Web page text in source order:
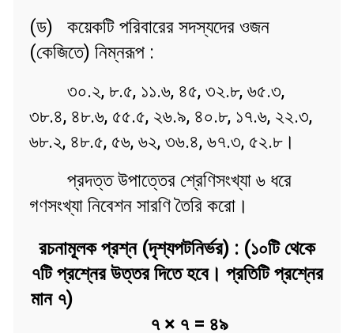
(ড) কয়েকটি পরিবারের সদস্যদের ওজন
(কেজিতে) নিম্নরূপ :
৩০.২, ৮.৫, ১১.৬, ৪৫, ৩২.৮, ৬৫.৩,
৩৮.৪, ৪৮.৬, ৫৫.৫, ২৬.৯, ৪০.৮, ১৭.৬, ২২.৩,
৬৮.২, ৪৮.৫, ৫৬, ৬২, ৩৬.৪, ৬৭.৩, ৫২.৮।
প্রদত্ত উপাত্তের শ্রেণিসংখ্যা ৬ ধরে
গণসংখ্যা নিবেশন সারণি তৈরি করো।
রচনামূলক প্রশ্ন (দৃশ্যপটনির্ভর) : (১০টি থেকে
৭টি প্রশ্নের উত্তর দিতে হবে। প্রতিটি প্রশ্নের
মান ৭)
৭ × ৭ = ৪৯